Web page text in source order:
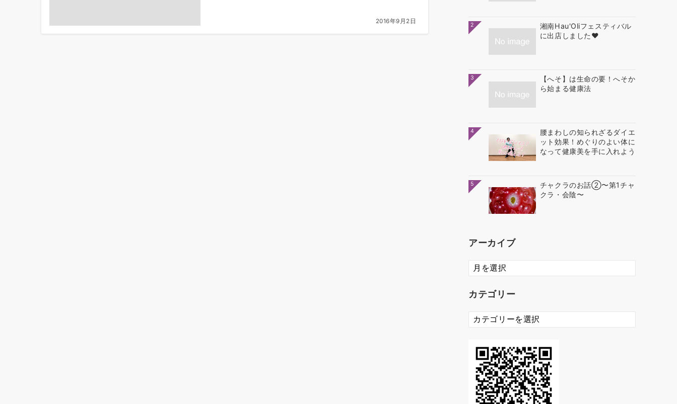
2016年9月2日
2
湘南Hau'Oliフェスティバル
に出店しました❤
3
【へそ】は生命の要！へそか
ら始まる健康法
4
腰まわしの知られざるダイエ
ット効果！めぐりのよい体に
なって健康美を手に入れよう
5
チャクラのお話②〜第1チャ
クラ・会陰〜
アーカイブ
ア
ー
イ
カテゴリー
カ
テ